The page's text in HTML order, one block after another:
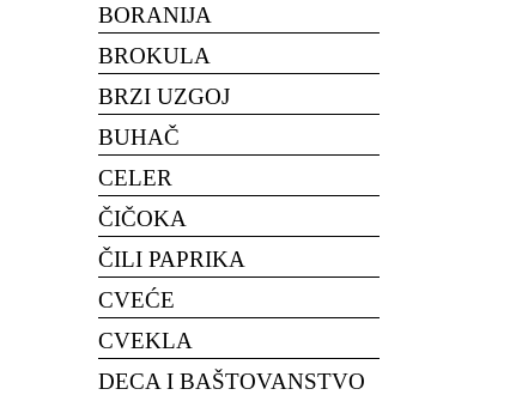
BORANIJA
BROKULA
BRZI UZGOJ
BUHAČ
CELER
ČIČOKA
ČILI PAPRIKA
CVEĆE
CVEKLA
DECA I BAŠTOVANSTVO